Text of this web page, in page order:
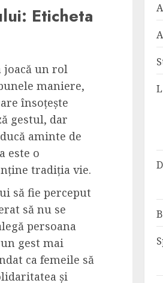
Eticheta
joacă un rol
maniere,
însoțește
gestul, dar
aminte de
este o
tradiția vie.
să fie perceput
să nu se
persoana
gest mai
ca femeile să
și